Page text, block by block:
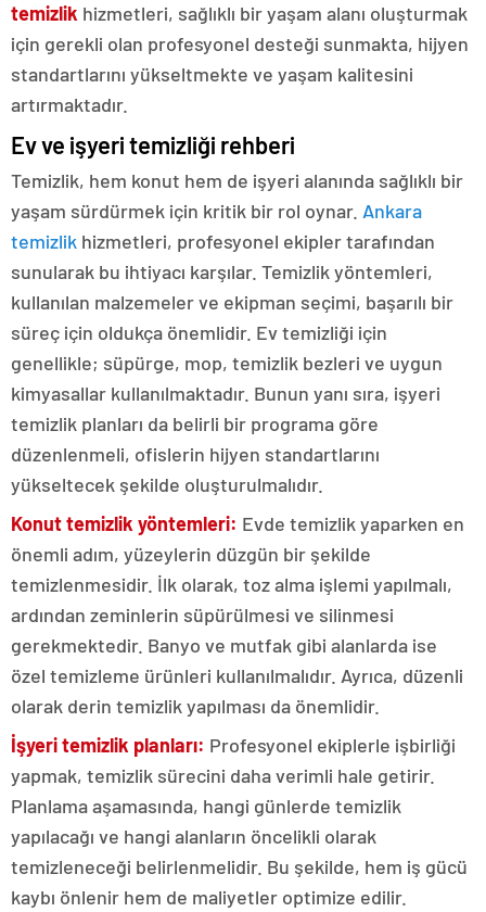
temizlik hizmetleri, sağlıklı bir yaşam alanı oluşturmak
için gerekli olan profesyonel desteği sunmakta, hijyen
standartlarını yükseltmekte ve yaşam kalitesini
artırmaktadır.
Ev ve işyeri temizliği rehberi
Temizlik, hem konut hem de işyeri alanında sağlıklı bir
yaşam sürdürmek için kritik bir rol oynar. Ankara
temizlik hizmetleri, profesyonel ekipler tarafından
sunularak bu ihtiyacı karşılar. Temizlik yöntemleri,
kullanılan malzemeler ve ekipman seçimi, başarılı bir
süreç için oldukça önemlidir. Ev temizliği için
genellikle; süpürge, mop, temizlik bezleri ve uygun
kimyasallar kullanılmaktadır. Bunun yanı sıra, işyeri
temizlik planları da belirli bir programa göre
düzenlenmeli, ofislerin hijyen standartlarını
yükseltecek şekilde oluşturulmalıdır.
Konut temizlik yöntemleri: Evde temizlik yaparken en
önemli adım, yüzeylerin düzgün bir şekilde
temizlenmesidir. İlk olarak, toz alma işlemi yapılmalı,
ardından zeminlerin süpürülmesi ve silinmesi
gerekmektedir. Banyo ve mutfak gibi alanlarda ise
özel temizleme ürünleri kullanılmalıdır. Ayrıca, düzenli
olarak derin temizlik yapılması da önemlidir.
İşyeri temizlik planları: Profesyonel ekiplerle işbirliği
yapmak, temizlik sürecini daha verimli hale getirir.
Planlama aşamasında, hangi günlerde temizlik
yapılacağı ve hangi alanların öncelikli olarak
temizleneceği belirlenmelidir. Bu şekilde, hem iş gücü
kaybı önlenir hem de maliyetler optimize edilir.